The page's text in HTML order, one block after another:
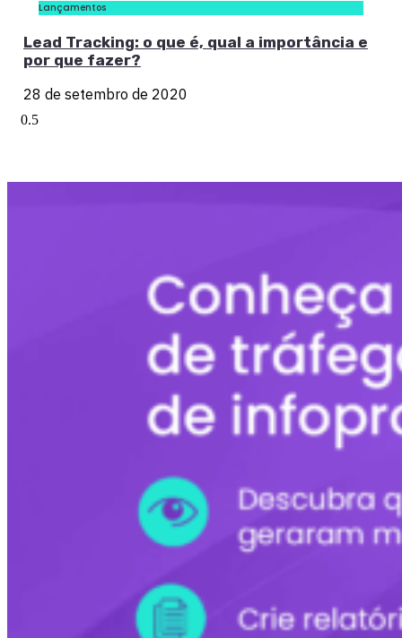
Lançamentos
Lead Tracking: o que é, qual a importância e
por que fazer?
28 de setembro de 2020